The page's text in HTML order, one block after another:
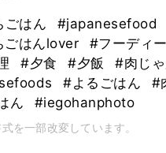
ごはん #japanesefood
ごはんlover #フーディ
#夕食 #夕飯 #肉じ
#よるごはん #
ん #iegohanphoto
を一部改変しています。